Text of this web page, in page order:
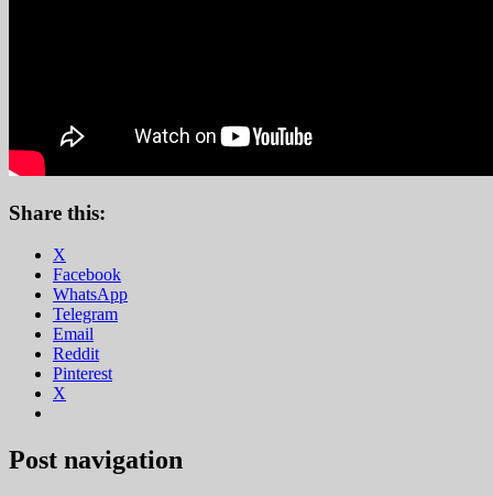
Share this:
X
Facebook
WhatsApp
Telegram
Email
Reddit
Pinterest
X
Post navigation